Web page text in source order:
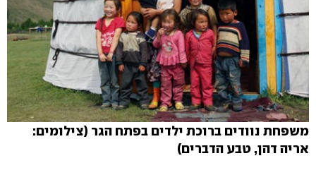
משפחת נוודים ברוכת ילדים בפתח הגר (צילומים:
אריה דהן, טבע הדברים)